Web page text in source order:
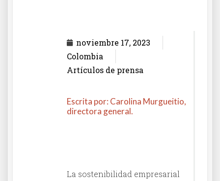
noviembre 17, 2023
Colombia
Artículos de prensa
Escrita por: Carolina Murgueitio,
directora general.
La sostenibilidad empresarial